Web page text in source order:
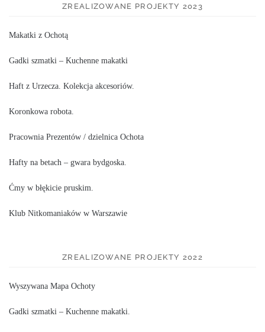
ZREALIZOWANE PROJEKTY 2023
Makatki z Ochotą
Gadki szmatki – Kuchenne makatki
Haft z Urzecza. Kolekcja akcesoriów.
Koronkowa robota.
Pracownia Prezentów / dzielnica Ochota
Hafty na betach – gwara bydgoska.
Ćmy w błękicie pruskim.
Klub Nitkomaniaków w Warszawie
ZREALIZOWANE PROJEKTY 2022
Wyszywana Mapa Ochoty
Gadki szmatki – Kuchenne makatki.